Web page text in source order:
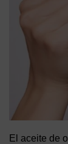
El aceite de